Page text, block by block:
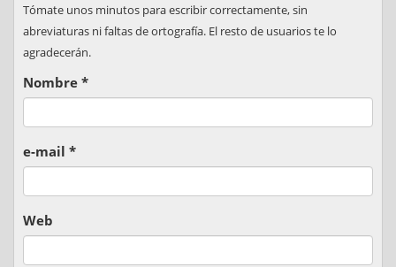
Tómate unos minutos para escribir correctamente, sin
abreviaturas ni faltas de ortografía. El resto de usuarios te lo
agradecerán.
Nombre *
e-mail *
Web